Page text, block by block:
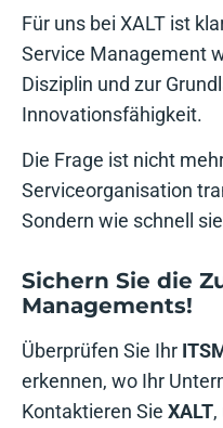
Für uns bei XALT ist
Service Management
Disziplin und zur
Innovationsfähigkeit.
Die Frage ist nicht
Serviceorganisation
Sondern wie schnell
Sichern Sie die
Managements!
Überprüfen Sie Ihr
erkennen, wo Ihr
Kontaktieren Sie XALT